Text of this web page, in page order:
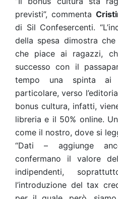
previsti”, commenta
di Sil Confesercenti.
della spesa dimostra
che piace ai ragazzi,
successo con il
tempo una spinta ai
particolare, verso
bonus cultura, infatti,
libreria e il 50% online.
come il nostro, dove si
“Dati – aggiunge
confermano il valore
indipendenti,
l’introduzione del tax